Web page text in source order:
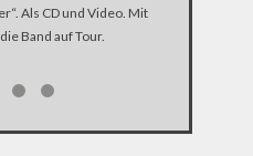
Als CD und Video. Mit
Band auf Tour.